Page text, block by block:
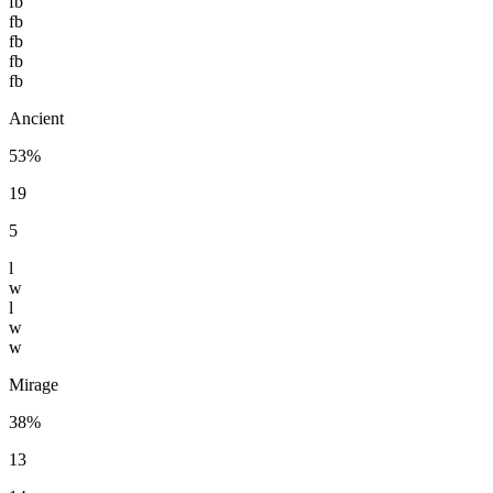
fb
fb
fb
fb
Ancient
53%
19
5
l
w
l
w
w
Mirage
38%
13